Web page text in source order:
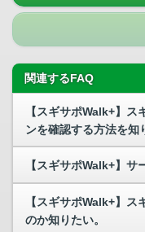
関連するFAQ
【スギサポWalk+】
ンを確認する方法を知
【スギサポWalk+】サ
【スギサポWalk+】
のか知りたい。